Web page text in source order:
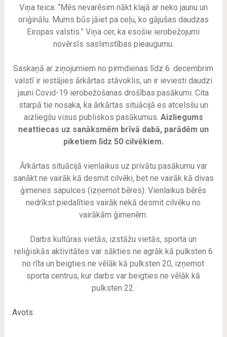
Viņa teica: “Mēs nevarēsim nākt klajā ar neko jaunu un
oriģinālu. Mums būs jāiet pa ceļu, ko gājušas daudzas
Eiropas valstis.” Viņa cer, ka esošie ierobežojumi
novērsīs saslimstības pieaugumu.
Saskaņā ar ziņojumiem no pirmdienas līdz 6. decembrim
valstī ir iestājies ārkārtas stāvoklis, un ir ieviesti daudzi
jauni Covid-19 ierobežošanas drošības pasākumi. Cita
starpā tie nosaka, ka ārkārtas situācijā es atcelsšu un
aizliegšu visus publiskos pasākumus. Aizliegums
neattiecas uz sanāksmēm brīvā dabā, parādēm un
piketiem līdz 50 cilvēkiem.
Ārkārtas situācijā vienlaikus uz privātu pasākumu var
sanākt ne vairāk kā desmit cilvēki, bet ne vairāk kā divas
ģimenes sapulces (izņemot bēres). Vienlaikus bērēs
nedrīkst piedalīties vairāk nekā desmit cilvēku no
vairākām ģimenēm.
Darbs kultūras vietās, izstāžu vietās, sporta un
reliģiskās aktivitātes var sākties ne agrāk kā pulksten 6
no rīta un beigties ne vēlāk kā pulksten 20, izņemot
sporta centrus, kur darbs var beigties ne vēlāk kā
pulksten 22.
Avots